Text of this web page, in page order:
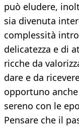
può eludere,
sia divenuta
complessità
delicatezza e di
ricche da
dare e da
opportuno
sereno con le
Pensare che il